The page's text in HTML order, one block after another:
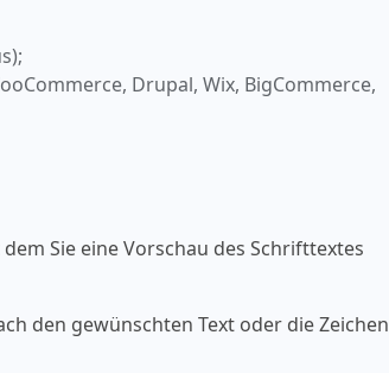
Drupal, Wix, BigCommerce,
Sie eine Vorschau des Schrifttextes
den gewünschten Text oder die Zeichen